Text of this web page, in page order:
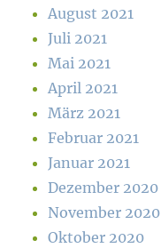
August 2021
Juli 2021
Mai 2021
April 2021
März 2021
Februar 2021
Januar 2021
Dezember 2020
November 2020
Oktober 2020